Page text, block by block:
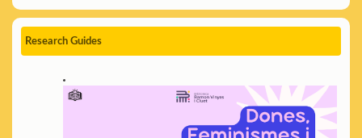
Research Guides